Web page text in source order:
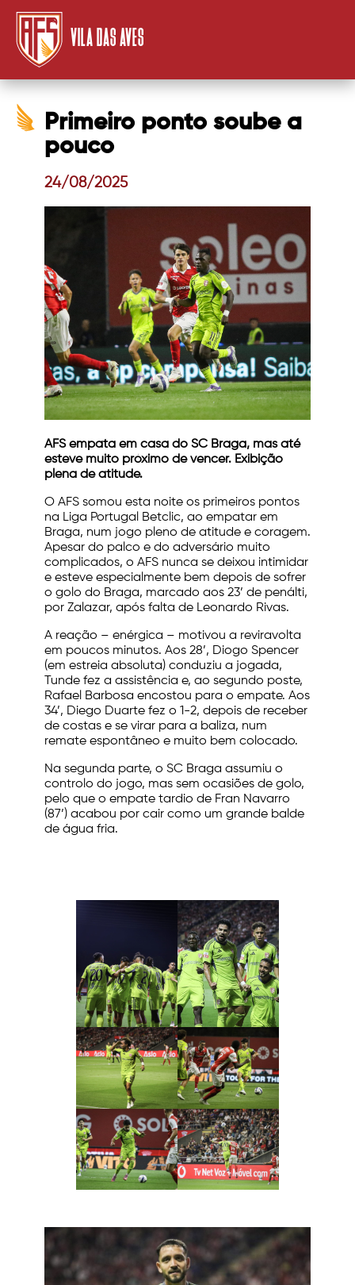
VILA DAS AVES
Primeiro ponto soube a
pouco
24/08/2025
AFS empata em casa do SC Braga, mas até
esteve muito próximo de vencer. Exibição
plena de atitude.
O AFS somou esta noite os primeiros pontos
na Liga Portugal Betclic, ao empatar em
Braga, num jogo pleno de atitude e coragem.
Apesar do palco e do adversário muito
complicados, o AFS nunca se deixou intimidar
e esteve especialmente bem depois de sofrer
o golo do Braga, marcado aos 23’ de penálti,
por Zalazar, após falta de Leonardo Rivas.
A reação – enérgica – motivou a reviravolta
em poucos minutos. Aos 28’, Diogo Spencer
(em estreia absoluta) conduziu a jogada,
Tunde fez a assistência e, ao segundo poste,
Rafael Barbosa encostou para o empate. Aos
34’, Diego Duarte fez o 1-2, depois de receber
de costas e se virar para a baliza, num
remate espontâneo e muito bem colocado.
Na segunda parte, o SC Braga assumiu o
controlo do jogo, mas sem ocasiões de golo,
pelo que o empate tardio de Fran Navarro
(87’) acabou por cair como um grande balde
de água fria.